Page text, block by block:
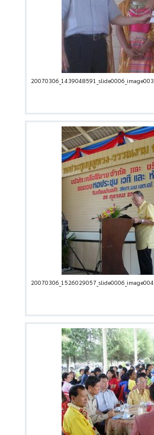
20070306_1439048591_slide0006_image003
20070306_1526029057_slide0006_image004